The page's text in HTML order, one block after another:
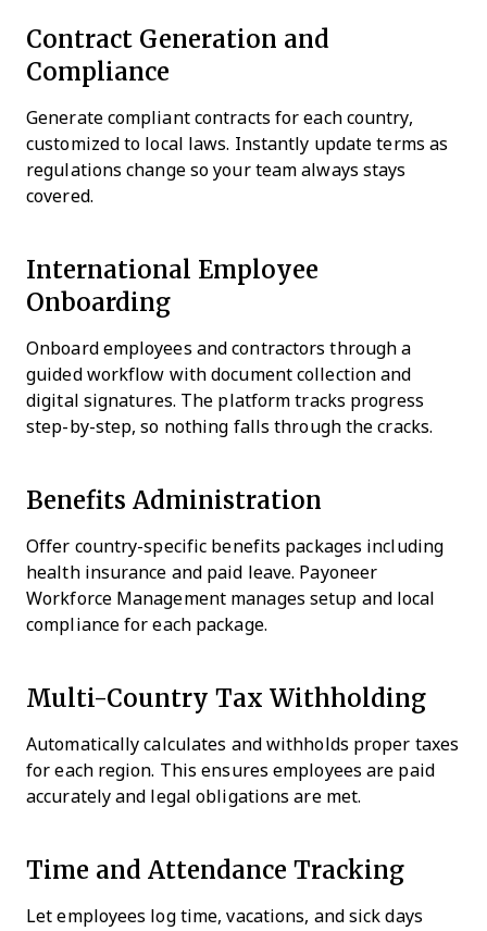
Contract Generation and
Compliance
Generate compliant contracts for each country,
customized to local laws. Instantly update terms as
regulations change so your team always stays
covered.
International Employee
Onboarding
Onboard employees and contractors through a
guided workflow with document collection and
digital signatures. The platform tracks progress
step-by-step, so nothing falls through the cracks.
Benefits Administration
Offer country-specific benefits packages including
health insurance and paid leave. Payoneer
Workforce Management manages setup and local
compliance for each package.
Multi-Country Tax Withholding
Automatically calculates and withholds proper taxes
for each region. This ensures employees are paid
accurately and legal obligations are met.
Time and Attendance Tracking
Let employees log time, vacations, and sick days